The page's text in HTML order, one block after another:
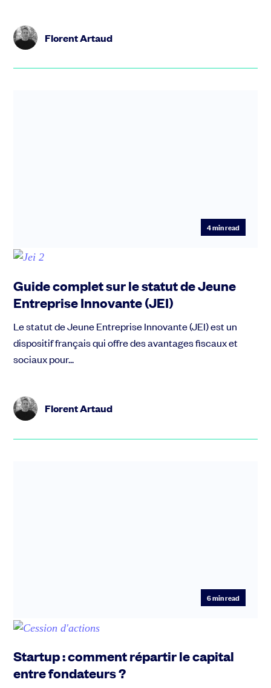
Florent Artaud
4min read
Guide complet sur le statut de Jeune
Entreprise Innovante (JEI)
Le statut de Jeune Entreprise Innovante (JEI) est un
dispositif français qui offre des avantages fiscaux et
sociaux pour...
Florent Artaud
6min read
Startup : comment répartir le capital
entre fondateurs ?